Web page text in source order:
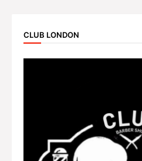
CLUB LONDON